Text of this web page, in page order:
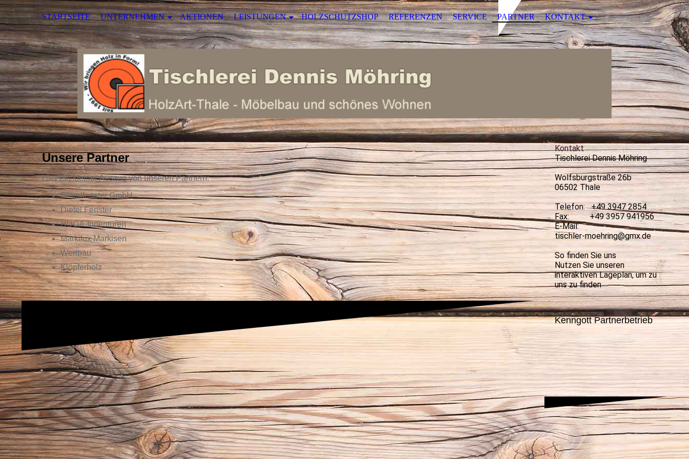
STARTSEITE UNTERNEHMEN AKTIONEN LEISTUNGEN HOLZSCHUTZSHOP REFERENZEN SERVICE PARTNER KONTAKT
Unsere Partner
Hier ein kleiner Auszug von unseren Partnern:
Brandfenster GmbH
Dietel Fenster
HUGA-Innentüren
Markilux Markisen
Wertbau
Klöpferholz
Kontakt
Tischlerei Dennis Möhring
Wolfsburgstraße 26b
06502 Thale
Telefon: +49 3947 2854
Fax: +49 3957 941956
E-Mail:
tischler-moehring@gmx.de
So finden Sie uns
Nutzen Sie unseren
interaktiven La­ge­plan, um zu
uns zu finden
Kenngott Partnerbetrieb